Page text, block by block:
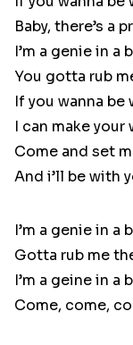
Baby, there’s a
I’m a genie in a
You gotta rub
If you wanna be
I can make
Come and set
And i’ll be with
I’m a genie in a
Gotta rub me
I’m a geine in a
Come, come,